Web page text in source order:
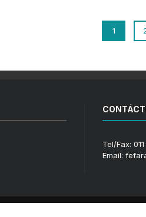
1
Tel/Fax:
Email: